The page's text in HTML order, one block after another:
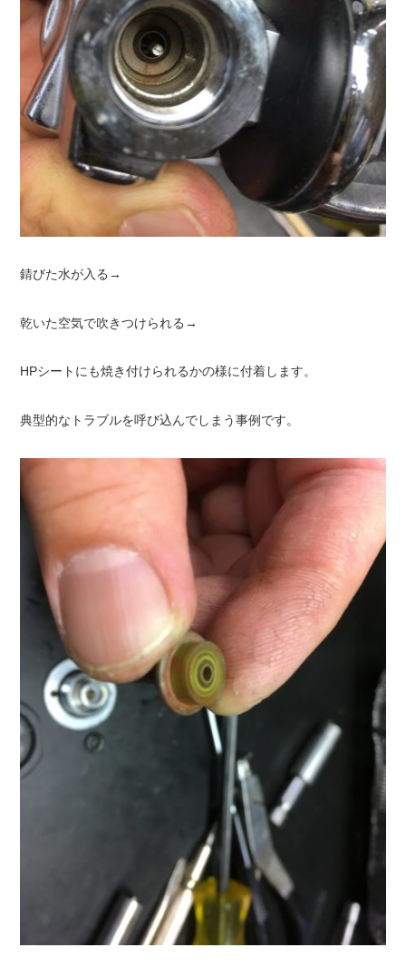
錆びた水が入る→
乾いた空気で吹きつけられる→
HPシートにも焼き付けられるかの様に付着します。
典型的なトラブルを呼び込んでしまう事例です。